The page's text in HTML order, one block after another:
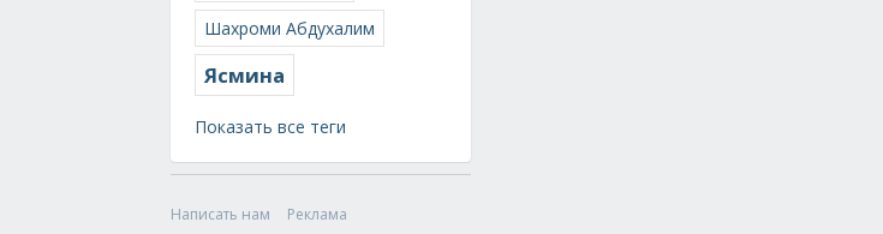
Шахроми Абдухалим
Ясмина
Показать все теги
Написать нам
Реклама